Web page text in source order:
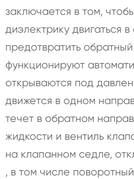
заключается в том,
диэлектрику двигаться
предотвратить
функционируют
открываются под
движется в одном
течет в обратном
жидкости и вентиль
на клапанном седле,
, в том числе